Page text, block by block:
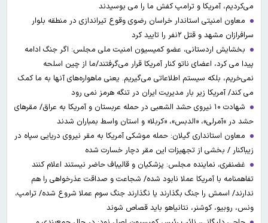
می‌کردیم، آمریکا و ترامپ کفش ما را می بوسیدند
معاون امنیتی استاندار خراسان رضوی وقوع تیراندازی در منطقه بلوار
سرافرازان مشهد و قتل ۲نفر را تایید کرد
بخشایش اردستانی، عضو کمیسیون امنیت ملی مجلس: اگر جنگ ادامه
پیدا می کرد، اعضای ناتو کنار آمریکا قرار می‌گرفتند/ما از چین اسلحه
نمی‌خریم، بلکه سیستم اطلاعاتی می‌گیریم. یعنی ماهواره‌های آنها به ما کمک
می کند/ آمریکا زیر بار مدیریت ایران در تنگه هرمز نمی رود
شهادت ۱۰ نیروی حشد الشعبی در حمله عربستان و آمریکا به عراق/ مقرهای
حشد در »آمرلی»، «الدبس»، «کربلا« و استان واسط بمباران شدند
معاون استانداری گیلان: حمله موشکی آمریکا به مقر نیروی دریایی سپاه در
زیباکنار / بخشی از تجهیزات این مقر دچار خسارت شده
غضنفری، نماینده مجلس: پزشکیان و قالیباف حاضر نیستند اعلام کنند
تفاهمنامه با آمریکا عملا نابود شده/ شجاعت و صداقت عذرخواهی را هم
ندارند/ اسمش را جنگ بگذارند یا نگذارند جنگ سوم عملا شروع شده/ ترامپ،
ونس، روبیو، کوشنر، نتانیاهو باید قصاص شوند